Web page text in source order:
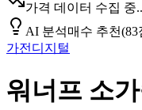
가격 데이터 수집 중
AI 분석매수 추천(83
가전디지털
워너프 소